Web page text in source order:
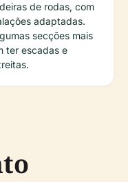
de rodas, com
adaptadas.
secções mais
ter escadas e